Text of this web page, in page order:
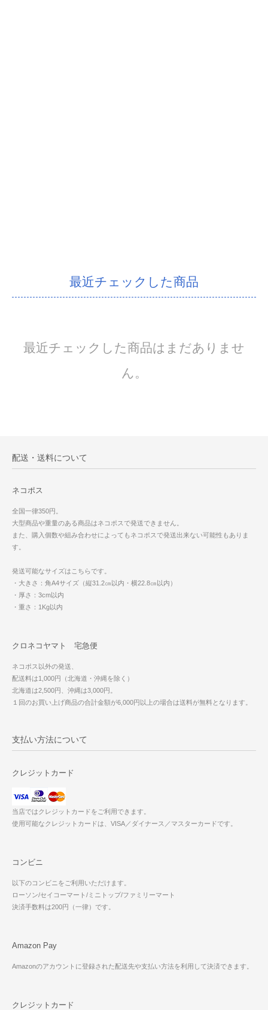
最近チェックした商品
最近チェックした商品はまだありませ
ん。
配送・送料について
ネコポス
全国一律350円。
大型商品や重量のある商品はネコポスで発送できません。
また、購入個数や組み合わせによってもネコポスで発送出来ない可能性もありま
す。
発送可能なサイズはこちらです。
・大きさ：角A4サイズ（縦31.2㎝以内・横22.8㎝以内）
・厚さ：3cm以内
・重さ：1Kg以内
クロネコヤマト 宅急便
ネコポス以外の発送、
配送料は1,000円（北海道・沖縄を除く）
北海道は2,500円、沖縄は3,000円。
１回のお買い上げ商品の合計金額が6,000円以上の場合は送料が無料となります。
支払い方法について
クレジットカード
当店ではクレジットカードをご利用できます。
使用可能なクレジットカードは、VISA／ダイナース／マスターカードです。
コンビニ
以下のコンビニをご利用いただけます。
ローソン/セイコーマート/ミニトップ/ファミリーマート
決済手数料は200円（一律）です。
Amazon Pay
Amazonのアカウントに登録された配送先や支払い方法を利用して決済できます。
クレジットカード